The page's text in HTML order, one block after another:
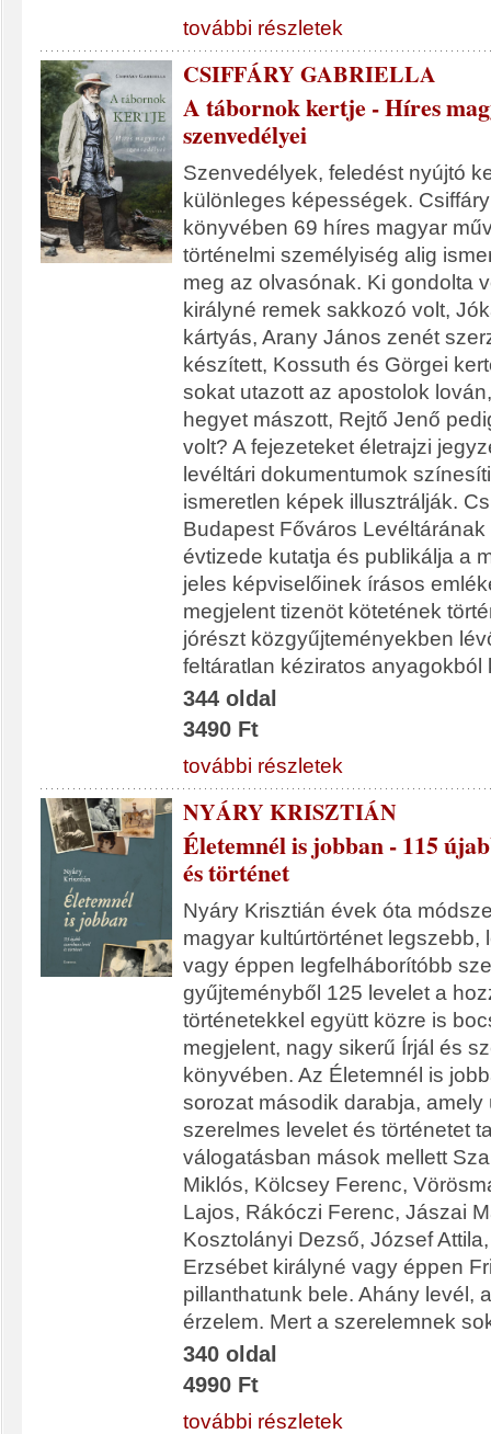
további részletek
CSIFFÁRY GABRIELLA
A tábornok kertje - Híres
szenvedélyei
Szenvedélyek, feledést nyújtó
különleges képességek.
könyvében 69 híres magyar
történelmi személyiség alig
meg az olvasónak. Ki gondolta
királyné remek sakkozó volt,
kártyás, Arany János zenét
készített, Kossuth és Görgei
sokat utazott az apostolok
hegyet mászott, Rejtő Jenő
volt? A fejezeteket életrajzi
levéltári dokumentumok
ismeretlen képek illusztrálják.
Budapest Főváros
évtizede kutatja és publikálja a
jeles képviselőinek írásos
megjelent tizenöt kötetének
jórészt közgyűjteményekben
feltáratlan kéziratos anyagokból
344 oldal
3490 Ft
további részletek
NYÁRY KRISZTIÁN
Életemnél is jobban - 115
és történet
Nyáry Krisztián évek óta
magyar kultúrtörténet legszebb,
vagy éppen legfelháborítóbb
gyűjteményből 125 levelet a
történetekkel együtt közre is
megjelent, nagy sikerű Írjál és
könyvében. Az Életemnél is
sorozat második darabja, amely
szerelmes levelet és történetet
válogatásban mások mellett
Miklós, Kölcsey Ferenc,
Lajos, Rákóczi Ferenc, Jászai
Kosztolányi Dezső, József
Erzsébet királyné vagy éppen
pillanthatunk bele. Ahány levél,
érzelem. Mert a szerelemnek
340 oldal
4990 Ft
további részletek